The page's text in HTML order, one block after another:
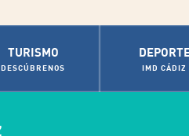
TURISMO
DESCÚBRENOS IMD CÁDIZ